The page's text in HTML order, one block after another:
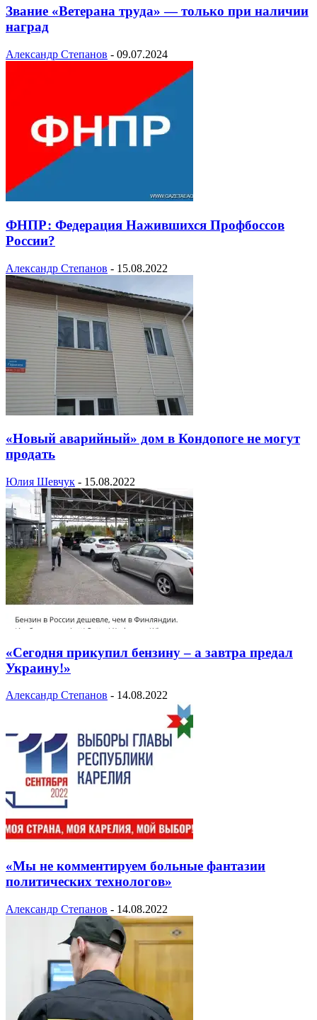
Звание «Ветерана труда» — только при наличии
наград
Александр Степанов - 09.07.2024
ФНПР: Федерация Нажившихся Профбоссов
России?
Александр Степанов - 15.08.2022
«Новый аварийный» дом в Кондопоге не могут
продать
Юлия Шевчук - 15.08.2022
«Сегодня прикупил бензину – а завтра предал
Украину!»
Александр Степанов - 14.08.2022
«Мы не комментируем больные фантазии
политических технологов»
Александр Степанов - 14.08.2022